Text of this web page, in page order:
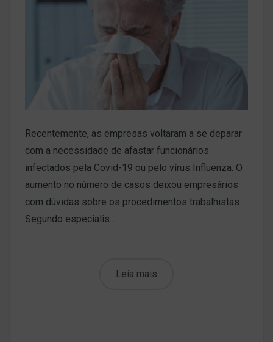
Recentemente, as empresas voltaram a se deparar
com a necessidade de afastar funcionários
infectados pela Covid-19 ou pelo vírus Influenza. O
aumento no número de casos deixou empresários
com dúvidas sobre os procedimentos trabalhistas.
Segundo especialis...
Leia mais